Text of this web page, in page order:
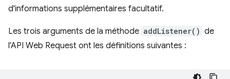
d'informations supplémentaires facultatif.
Les trois arguments de la méthode addListener() de
l'API Web Request ont les définitions suivantes :